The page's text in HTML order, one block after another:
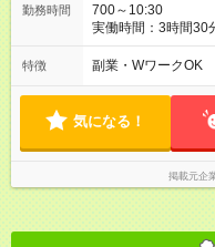
勤務時間
700～10:30
実働時間：3時間30
務！ 急なお休みの
ください ※午前中までのご勤務は休憩なし ※勤務時間は面接時
ごす時間もしっか
特徴 副業・WワークOK
気になる！
掲載元企